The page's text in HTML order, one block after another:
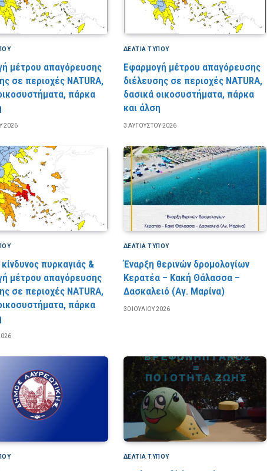
μέτρου απαγόρευσης
σε περιοχές NATURA,
πάρκα
2026
ΔΕΛΤΙΑ ΤΥΠΟΥ
Εφαρμογή μέτρου απαγόρευσης
διέλευσης σε περιοχές NATURA,
δασικά οικοσυστήματα, πάρκα
και άλση
3 ΑΥΓΟΎΣΤΟΥ 2026
πυρκαγιάς &
μέτρου απαγόρευσης
σε περιοχές NATURA,
πάρκα
ΔΕΛΤΙΑ ΤΥΠΟΥ
Έναρξη θερινών δρομολογίων
Κερατέα – Κακή Θάλασσα –
Δασκαλειό (Αγ. Μαρίνα)
30 ΙΟΥΛΊΟΥ 2026
ΔΕΛΤΙΑ ΤΥΠΟΥ